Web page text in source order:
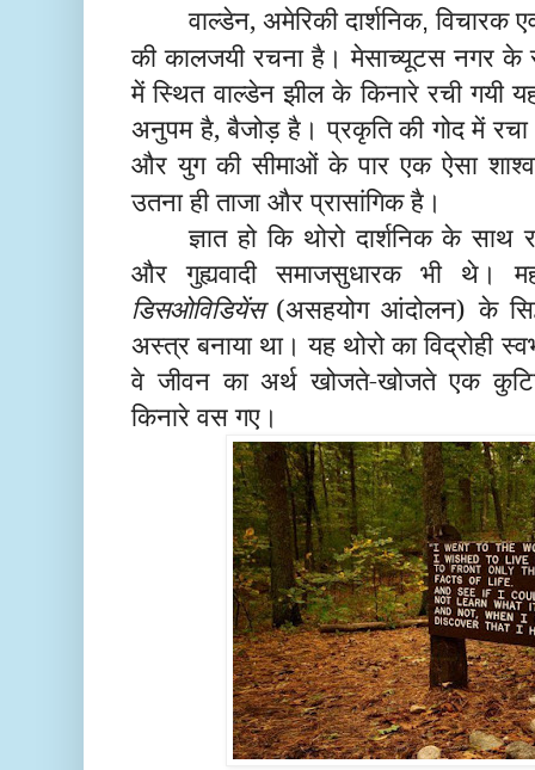
वाल्डेन, अमेरिकी दार्शनिक, विचारक
की कालजयी रचना है। मेसाच्यूटस नगर के
में स्थित वाल्डेन झील के किनारे रची
अनुपम है, बैजोड़ है। प्रकृति की गोद में
और युग की सीमाओं के पार एक ऐसा
उतना ही ताजा और प्रासांगिक है।
ज्ञात हो कि थोरो दार्शनिक के साथ
और गुह्यवादी समाजसुधारक भी थे।
डिसओविडियेंस(असहयोग आंदोलन) के
अस्त्र बनाया था। यह थोरो का विद्रोही
वे जीवन का अर्थ खोजते-खोजते एक
किनारे वस गए।